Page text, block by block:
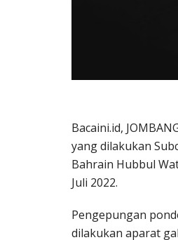
Bacaini.id,
yang dilakukan
Bahrain Hubbul
Juli 2022.
Pengepungan
dilakukan aparat